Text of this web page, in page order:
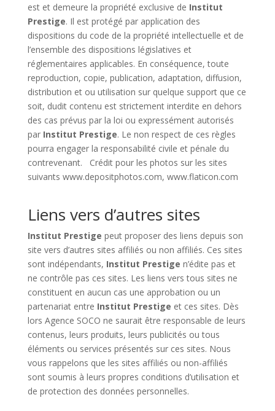
est et demeure la propriété exclusive de Institut
Prestige. Il est protégé par application des
dispositions du code de la propriété intellectuelle et de
l’ensemble des dispositions législatives et
réglementaires applicables. En conséquence, toute
reproduction, copie, publication, adaptation, diffusion,
distribution et ou utilisation sur quelque support que ce
soit, dudit contenu est strictement interdite en dehors
des cas prévus par la loi ou expressément autorisés
par Institut Prestige. Le non respect de ces règles
pourra engager la responsabilité civile et pénale du
contrevenant. Crédit pour les photos sur les sites
suivants www.depositphotos.com, www.flaticon.com
Liens vers d’autres sites
Institut Prestige peut proposer des liens depuis son
site vers d’autres sites affiliés ou non affiliés. Ces sites
sont indépendants, Institut Prestige n’édite pas et
ne contrôle pas ces sites. Les liens vers tous sites ne
constituent en aucun cas une approbation ou un
partenariat entre Institut Prestige et ces sites. Dès
lors Agence SOCO ne saurait être responsable de leurs
contenus, leurs produits, leurs publicités ou tous
éléments ou services présentés sur ces sites. Nous
vous rappelons que les sites affiliés ou non-affiliés
sont soumis à leurs propres conditions d’utilisation et
de protection des données personnelles.